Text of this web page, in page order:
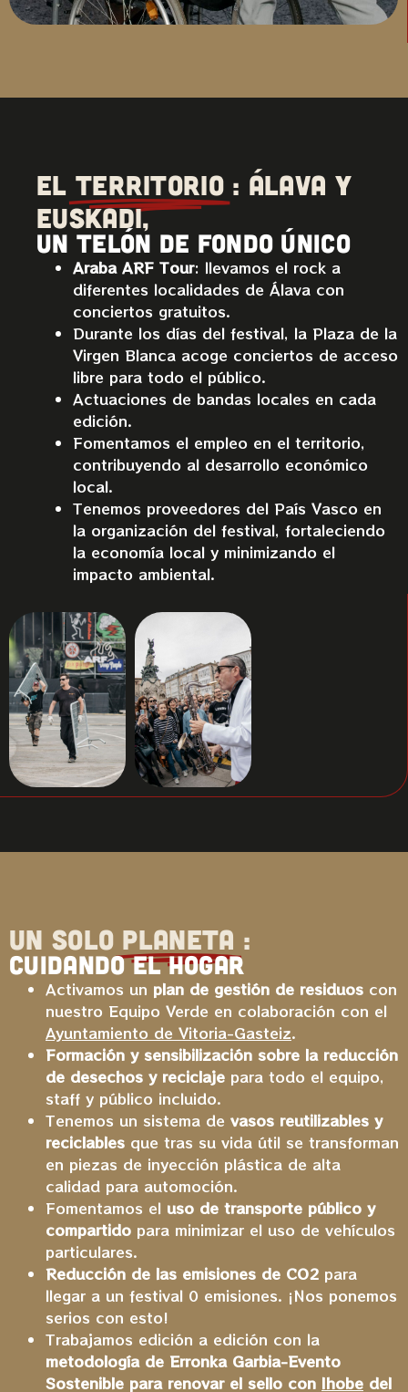
EL TERRITORIO : Álava y
Euskadi,
un telón de fondo único
Araba ARF Tour: llevamos el rock a
diferentes localidades de Álava con
conciertos gratuitos.
Durante los días del festival, la Plaza de la
Virgen Blanca acoge conciertos de acceso
libre para todo el público.
Actuaciones de bandas locales en cada
edición.
Fomentamos el empleo en el territorio,
contribuyendo al desarrollo económico
local.
Tenemos proveedores del País Vasco en
la organización del festival, fortaleciendo
la economía local y minimizando el
impacto ambiental.
UN SOLO PLANETA :
cuidando el hogar
Activamos un plan de gestión de residuos con
nuestro Equipo Verde en colaboración con el
Ayuntamiento de Vitoria-Gasteiz.
Formación y sensibilización sobre la reducción
de desechos y reciclaje para todo el equipo,
staff y público incluido.
Tenemos un sistema de vasos reutilizables y
reciclables que tras su vida útil se transforman
en piezas de inyección plástica de alta
calidad para automoción.
Fomentamos el uso de transporte público y
compartido para minimizar el uso de vehículos
particulares.
Reducción de las emisiones de CO2 para
llegar a un festival 0 emisiones. ¡Nos ponemos
serios con esto!
Trabajamos edición a edición con la
metodología de Erronka Garbia-Evento
Sostenible para renovar el sello con Ihobe del